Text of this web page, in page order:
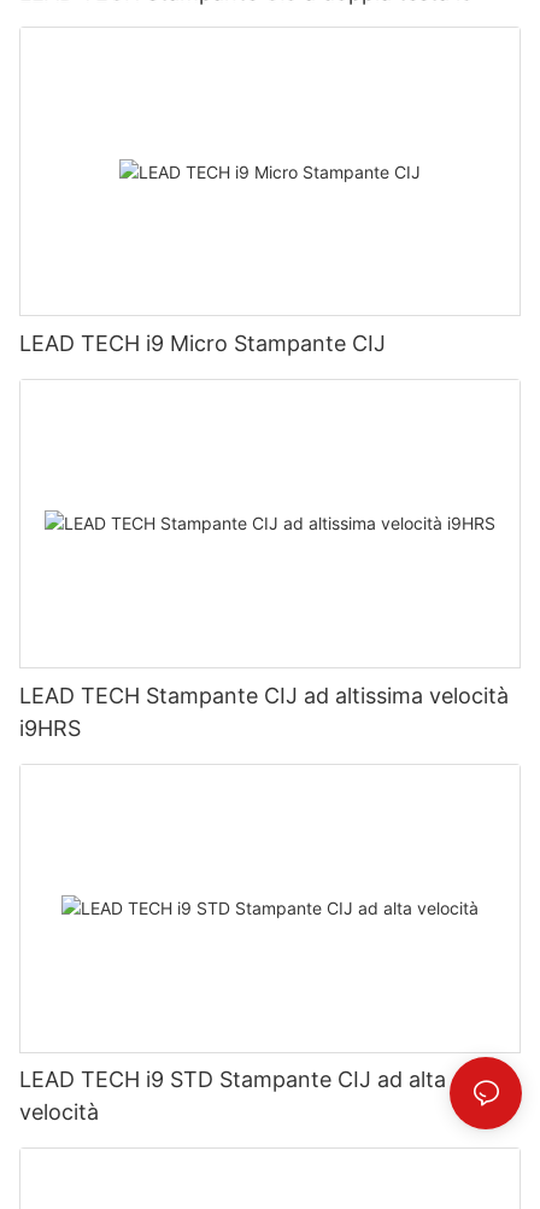
LEAD TECH i9 Micro Stampante CIJ
LEAD TECH Stampante CIJ ad altissima velocità
i9HRS
LEAD TECH i9 STD Stampante CIJ ad alta
velocità